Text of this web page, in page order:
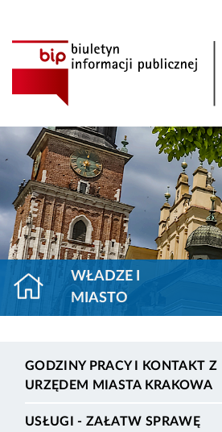
WŁADZE I
MIASTO
GODZINY PRACY I KONTAKT Z
URZĘDEM MIASTA KRAKOWA
USŁUGI - ZAŁATW SPRAWĘ